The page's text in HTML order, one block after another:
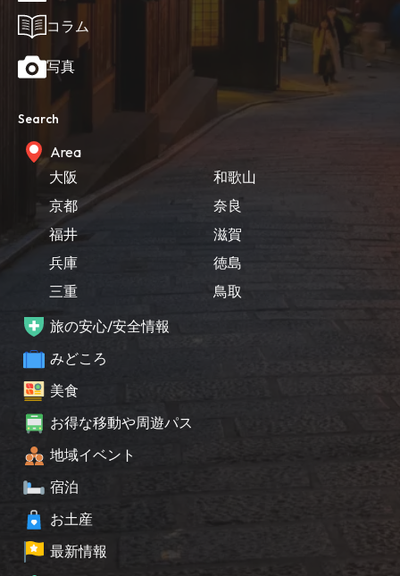
コラム
写真
Search
Area
大阪
京都
福井
兵庫
三重
和歌山
奈良
滋賀
徳島
鳥取
旅の安心/安全情報
みどころ
美食
お得な移動や周遊パス
地域イベント
宿泊
お土産
最新情報